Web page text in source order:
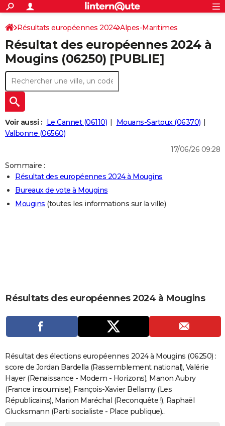
ACTUALITÉS
Politique
Société
Faits Divers
Education
Monde
Villes
+
SPORT
Coupe du monde 2026
Football
Tennis
Cyclisme
Rugby
Forum
Programme TV
TNT
Streaming
Cinéma
Sorties cinéma
Musique
+
FINANCE
Retraite
Impôts
Epargne
Immobilier
Risques naturels par ville
Banque
Assurance
Crédit
AUTO
Essais
Réserver un essai
Citadines
Berlines
SUV
Forum auto
+
HIGH-TECH
Mobiles
Meilleur smartphone
Internet
Ordinateurs
Jeux vidéo
Guide high-tech
+
BRICOLAGE
Guides de France
Escapades
Patrimoine
Expositions
Musées
Week-end nature
LIFESTYLE
Art de vivre
Bien-être
Loisirs
Mode
Modes de vie
CARTE DE VOEUX
Carte de Noël
Carte Bonne année
Carte Saint-Valentin
Carte Pâques
Carte d'anniversaire
DICTIONNAIRE
Dictionnaire
Biographies
Citations
Expressions
Proverbes
PROGRAMME TV
COPAINS D'AVANT
S'inscrire
Se connecter
Lycées
Collèges
Primaires
Universités
Entreprises
Service militaire
Avis de recherche
AVIS DE DÉCÈS
FORUM
Rechercher
S'inscrire
Connexion
Résultats européennes 2024 Alpes-Maritimes
Résultat des européennes 2024 à
Mougins (06250) [PUBLIE]
Voir aussi : Le Cannet (06110)
Mouans-Sartoux (06370)
Valbonne (06560)
17/06/26 09:28
Sommaire :
Résultat des européennes 2024 à Mougins
Bureaux de vote à Mougins
Mougins (toutes les informations sur la ville)
Résultats des européennes 2024 à Mougins
Résultat des élections européennes 2024 à Mougins (06250) :
score de Jordan Bardella (Rassemblement national), Valérie
Hayer (Renaissance - Modem - Horizons), Manon Aubry
(France insoumise), François-Xavier Bellamy (Les
Républicains), Marion Maréchal (Reconquête !), Raphaël
Glucksmann (Parti socialiste - Place publique)...